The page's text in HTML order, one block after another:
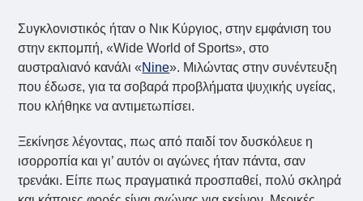
Συγκλονιστικός ήταν ο Νικ Κύργιος, στην εμφάνιση του
στην εκπομπή, «Wide World of Sports», στο
αυστραλιανό κανάλι «Nine». Μιλώντας στην συνέντευξη
που έδωσε, για τα σοβαρά προβλήματα ψυχικής υγείας,
που κλήθηκε να αντιμετωπίσει.
Ξεκίνησε λέγοντας, πως από παιδί τον δυσκόλευε η
ισορροπία και γι’ αυτόν οι αγώνες ήταν πάντα, σαν
τρενάκι. Είπε πως πραγματικά προσπαθεί, πολύ σκληρά